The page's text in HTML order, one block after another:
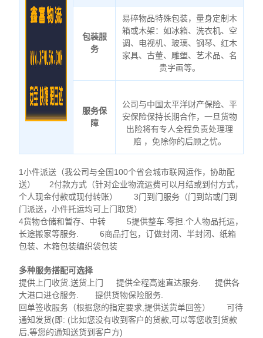
包装服
务
易碎物品特殊包装，量身定制木
箱或木架：如冰箱、洗衣机、空
调、电视机、玻璃、钢琴、红木
家具、古董、雕塑、艺术品、名
贵字画等。
服务保
障
公司与中国太平洋财产保险、平
安保险保持长期合作，一旦货物
出险将有专人全程负责处理理
赔 ，免除你的后顾之忧。
1小件派送（我公司与全国100个省会城市联网运作，协助配
送） 2付款方式（针对企业物流运费可以月结或到付方式，
个人现金付款或现付转账） 3门到门服务（门到站或门到
门派送，小件托运均可上门取货）
4货物仓储和暂存、中转 5提供整车.零担.个人物品托运，
长途搬家等服务. 6商品打包，订做封闭、半封闭、纸箱
包装、木箱包装编织袋包装
多种服务搭配可选择
提供上门收货.送货上门 提供全程高速直达服务. 提供各
大港口进仓服务. 提供货物保险服务.
回单签收服务（根据您的指定要求,提供送货单回签） 可待
通知发货(即: (比如您没有收到客户的货款,可以等您收到货款
后,等您的通知送货到客户方)